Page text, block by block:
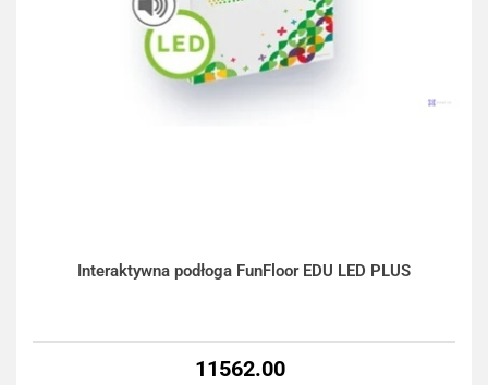
Interaktywna podłoga FunFloor EDU LED PLUS
11562.00